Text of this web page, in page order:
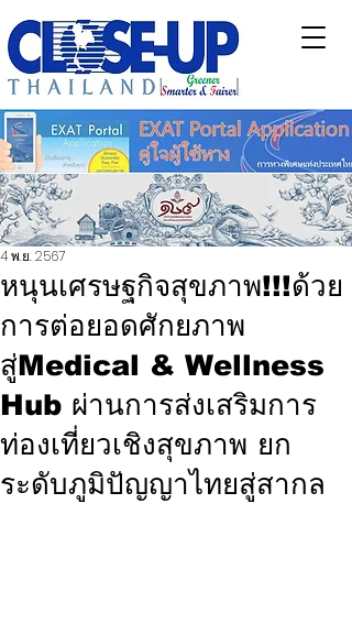
หนุนเศรษฐกิจสุขภาพ!!!ด้วย
การต่อยอดศักยภาพ
สู่Medical & Wellness
Hub ผ่านการส่งเสริมการ
ท่องเที่ยวเชิงสุขภาพ ยก
ระดับภูมิปัญญาไทยสู่สากล
4 พ.ย. 2567